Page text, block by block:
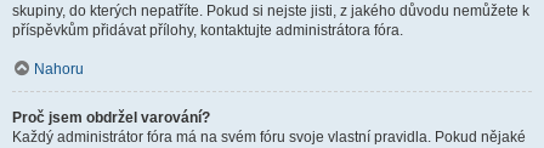
skupiny, do kterých nepatříte. Pokud si nejste jisti, z jakého důvodu nemůžete k
příspěvkům přidávat přílohy, kontaktujte administrátora fóra.
Nahoru
Proč jsem obdržel varování?
Každý administrátor fóra má na svém fóru svoje vlastní pravidla. Pokud nějaké